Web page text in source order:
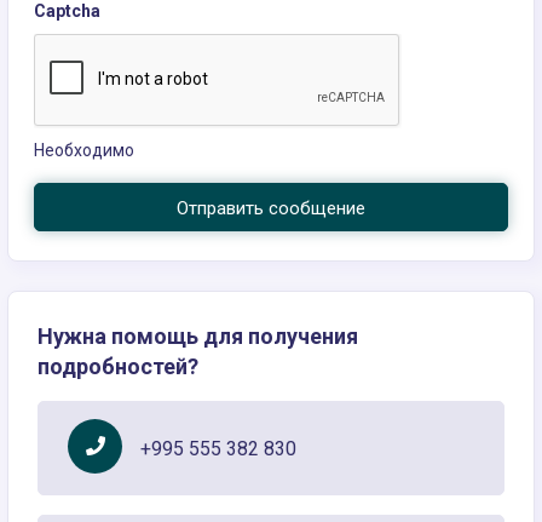
Captcha
Необходимо
Отправить сообщение
Нужна помощь для получения
подробностей?
+995 555 382 830